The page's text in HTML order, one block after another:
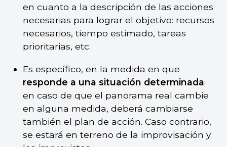
en cuanto a la descripción de las acciones
necesarias para lograr el objetivo: recursos
necesarios, tiempo estimado, tareas
prioritarias, etc.
Es específico, en la medida en que
responde a una situación determinada;
en caso de que el panorama real cambie
en alguna medida, deberá cambiarse
también el plan de acción. Caso contrario,
se estará en terreno de la improvisación y